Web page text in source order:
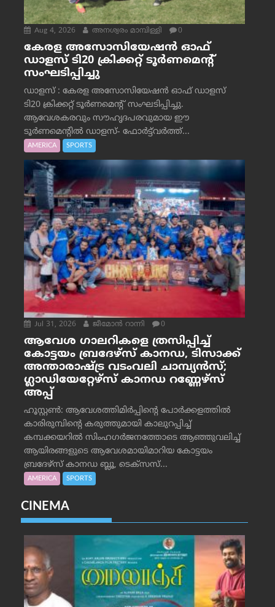
Aug 4, 2026 അനശ്വരം മാമ്പിള്ളി 0
കേരള അസോസിയേഷൻ ഓഫ്
ഡാളസ് ടി20 ക്രിക്കറ്റ് ടൂർണമെന്റ്
സംഘടിപ്പിച്ചു
ഡാളസ് : കേരള അസോസിയേഷൻ ഓഫ് ഡാളസ്
ടി20 ക്രിക്കറ്റ് ടൂർണമെന്റ് സംഘടിപ്പിച്ചു.
ആവേശകരവും സൗഹൃദപരവുമായ ഈ
ടൂർണമെന്റിൽ ഡാളസ്- ഫോർട്ട്‌വര്‍ത്ത്...
AMERICA SPORTS
Jul 31, 2026 ജീമോന്‍ റാന്നി 0
ആവേശ ഗാലറികളെ ത്രസിപ്പിച്ച്
കോട്ടയം ബ്രദേഴ്‌സ് കാനഡ, ടിസാക്ക്
അന്താരാഷ്ട്ര വടംവലി ചാമ്പ്യന്‍സ്;
ഗ്ലാഡിയേറ്റേഴ്‌സ് കാനഡ റണ്ണേഴ്‌സ്
അപ്പ്
ഹൂസ്റ്റണ്‍: ആവേശത്തിമിര്‍പ്പിന്റെ പോര്‍ക്കളത്തില്‍
കാരിരുമ്പിന്റെ കരുത്തുമായി കാലുറപ്പിച്ച്
കമ്പക്കയറില്‍ സിംഹഗര്‍ജനത്തോടെ ആഞ്ഞുവലിച്ച്
ആയിരങ്ങളുടെ ആവേശമായിമാറിയ കോട്ടയം
ബ്രദേഴ്‌സ് കാനഡ ബ്ലൂ, ടെക്‌സസ്...
AMERICA SPORTS
CINEMA